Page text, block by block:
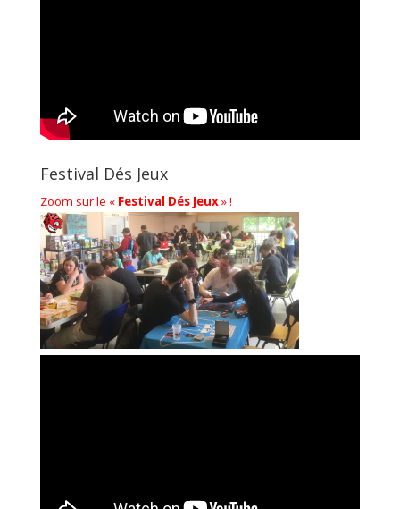
Festival Dés Jeux
Zoom sur le « Festival Dés Jeux» !